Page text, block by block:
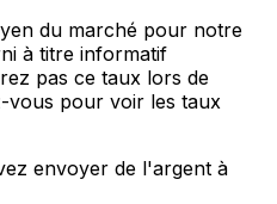
du marché pour notre
à titre informatif
pas ce taux lors de
vous pour voir les taux
envoyer de l'argent à